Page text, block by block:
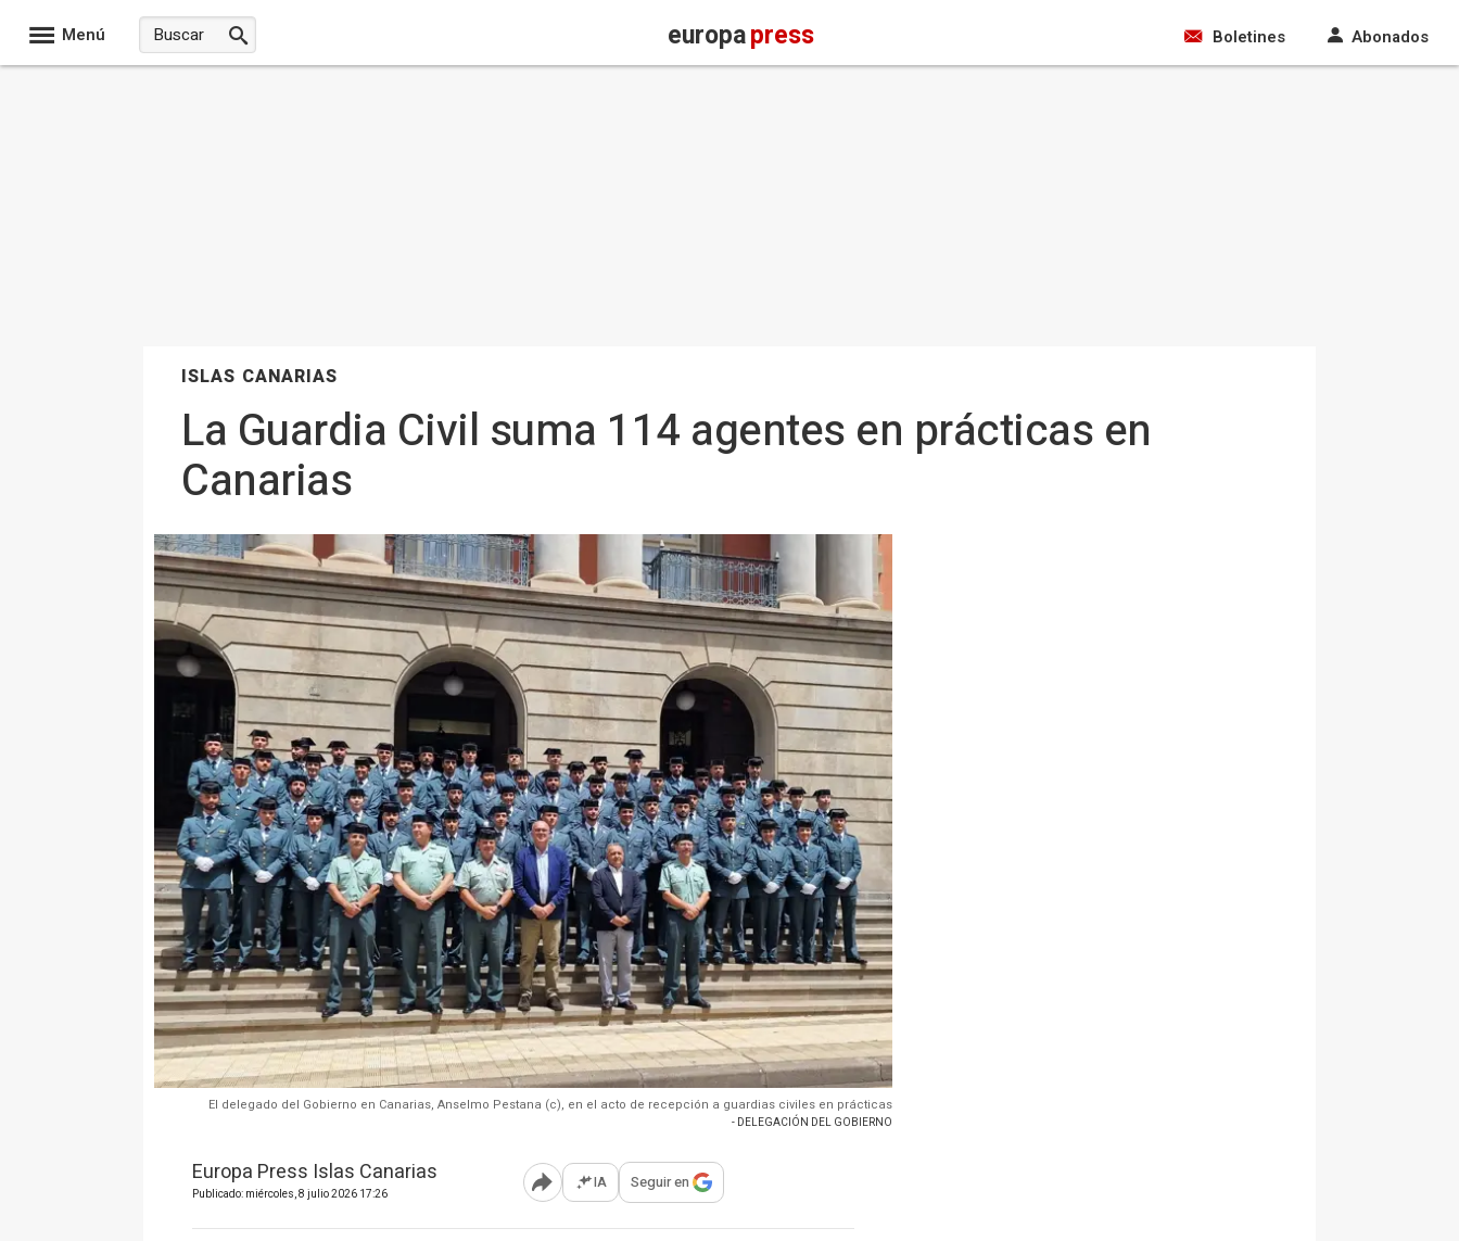
Menú europapress Boletines Abonados
ISLAS CANARIAS
La Guardia Civil suma 114 agentes en prácticas en
Canarias
El delegado del Gobierno en Canarias, Anselmo Pestana (c), en el acto de recepción a guardias civiles en prácticas
- DELEGACIÓN DEL GOBIERNO
Europa Press Islas Canarias
Publicado: miércoles, 8 julio 2026 17:26 Abrir opciones para compartir
IA Seguir en